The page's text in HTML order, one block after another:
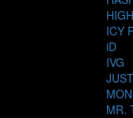
ICY
iD
IVG
MR.